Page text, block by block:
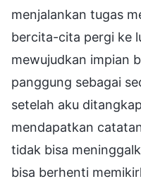
menjalankan tugas
bercita-cita pergi ke
mewujudkan impian
panggung sebagai
setelah aku
mendapatkan
tidak bisa
bisa berhenti